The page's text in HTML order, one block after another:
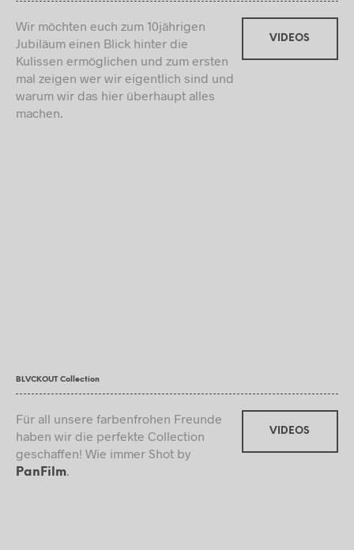
Wir möchten euch zum 10jährigen
Jubiläum einen Blick hinter die
Kulissen ermöglichen und zum ersten
mal zeigen wer wir eigentlich sind und
warum wir das hier überhaupt alles
machen.
VIDEOS
BLVCKOUT Collection
Für all unsere farbenfrohen Freunde
haben wir die perfekte Collection
geschaffen! Wie immer Shot by
PanFilm.
VIDEOS